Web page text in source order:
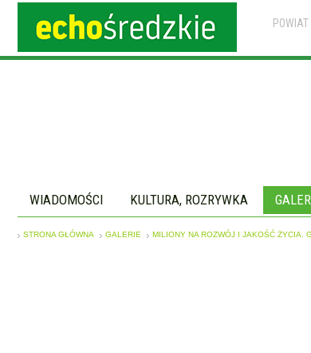
POWIAT
WIADOMOŚCI KULTURA, ROZRYWKA
STRONA GŁÓWNA GALERIE MILIONY NA ROZWÓJ I JAKOŚĆ ŻYCIA.